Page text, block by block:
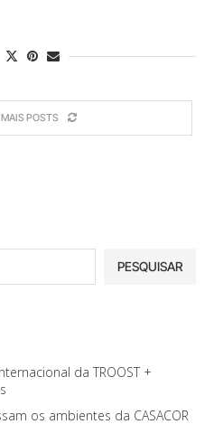
POSTS
PESQUISAR
da TROOST +
os ambientes da CASACOR